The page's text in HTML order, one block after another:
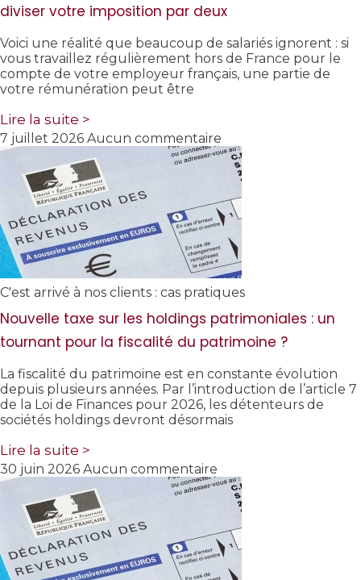
diviser votre imposition par deux
Voici une réalité que beaucoup de salariés ignorent : si
vous travaillez régulièrement hors de France pour le
compte de votre employeur français, une partie de
votre rémunération peut être
Lire la suite >
7 juillet 2026 Aucun commentaire
C'est arrivé à nos clients : cas pratiques
Nouvelle taxe sur les holdings patrimoniales : un
tournant pour la fiscalité du patrimoine ?
La fiscalité du patrimoine est en constante évolution
depuis plusieurs années. Par l’introduction de l’article 7
de la Loi de Finances pour 2026, les détenteurs de
sociétés holdings devront désormais
Lire la suite >
30 juin 2026 Aucun commentaire